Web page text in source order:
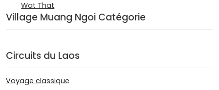
Wat That
Village Muang Ngoi Catégorie
Circuits du Laos
Voyage classique